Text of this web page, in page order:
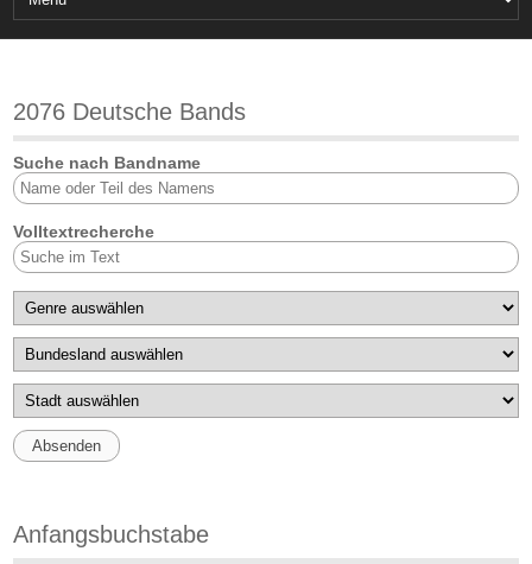
2076 Deutsche Bands
Suche nach Bandname
Volltextrecherche
Anfangsbuchstabe